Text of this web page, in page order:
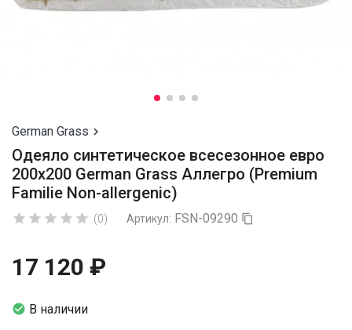
German Grass 
Одеяло синтетическое всесезонное евро
200х200 German Grass Аллегро (Premium
Familie Non-allergenic)
     (0) Артикул: FSN-09290 
17 120 ₽
 В наличии